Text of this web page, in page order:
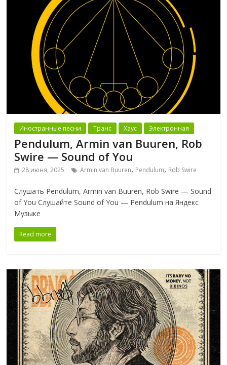
Иностранные песни Транс Хаус Электронная
Pendulum, Armin van Buuren, Rob
Swire — Sound of You
28 июня, 2025 Armin van Buuren, Pendulum, Rob Swire
Слушать Pendulum, Armin van Buuren, Rob Swire — Sound
of You Слушайте Sound of You — Pendulum на Яндекс
Музыке
Read more